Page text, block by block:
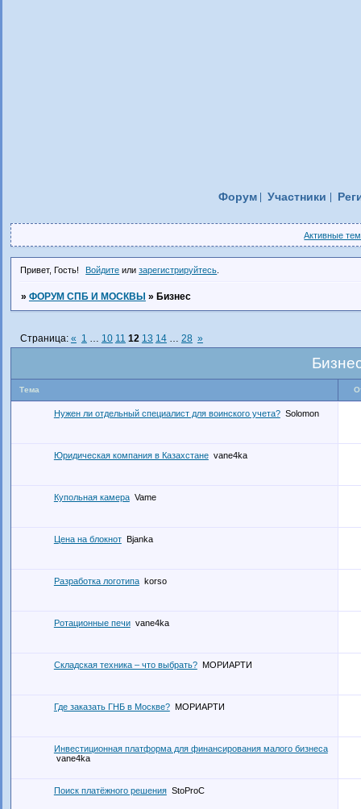
Форум Участники
Активные
Привет, Гость! Войдите илизарегистрируйтесь
» ФОРУМ СПБ И МОСКВЫ » Бизнес
Страница: « 1 … 10 11 12 13 14 … 28 »
Тема
Нужен ли отдельный специалист для воинского учета? Solomon
Юридическая компания в Казахстане vane4ka
Купольная камера Vame
Цена на блокнот Bjanka
Разработка логотипа korso
Ротационные печи vane4ka
Складская техника – что выбрать? МОРИАРТИ
Где заказать ГНБ в Москве? МОРИАРТИ
Инвестиционная платформа для финансирования малого бизнеса
vane4ka
Поиск платёжного решения StoProC